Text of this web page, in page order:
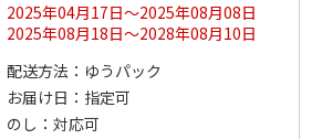
ポータブルソーラー
充電器 ７Ｗ
7,500円
(送料・税込)
〈ＢＬＵＥＴＴＩ〉
ポータブル電源（Ａ
2025年04月17日～2025年08月08日
2025年08月18日～2028年08月10日
配送方法
ゆうパック
お届け日
指定可
のし
対応可